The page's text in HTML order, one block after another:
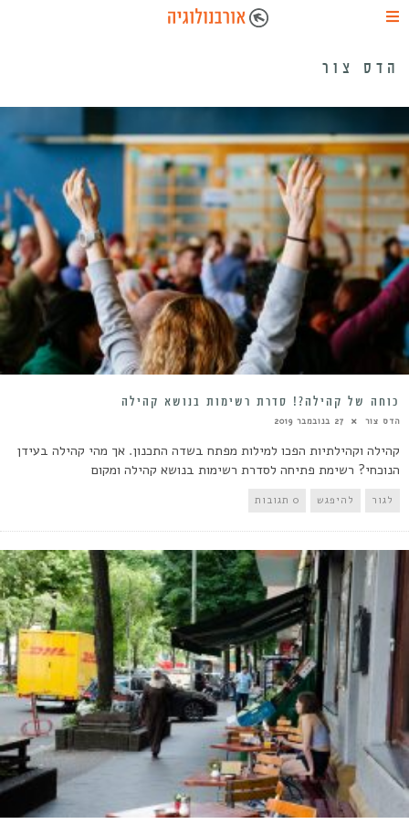
הדס צור
כוחה של קהילה?! סדרת רשימות בנושא קהילה
הדס צור 27 בנובמבר 2019
קהילה וקהילתיות הפכו למילות מפתח בשדה התכנון. אך מהי קהילה בעידן
הנוכחי? רשימת פתיחה לסדרת רשימות בנושא קהילה ומקום
לגור להיפגש 0 תגובות